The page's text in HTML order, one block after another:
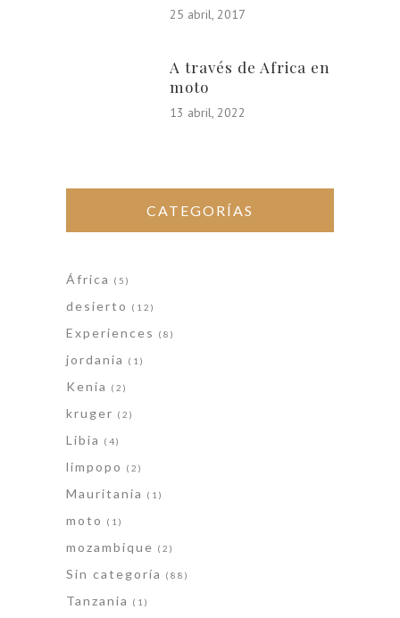
25 abril, 2017
A través de Africa en
moto
13 abril, 2022
CATEGORÍAS
África (5)
desierto (12)
Experiences (8)
jordania (1)
Kenia (2)
kruger (2)
Libia (4)
limpopo (2)
Mauritania (1)
moto (1)
mozambique (2)
Sin categoría (88)
Tanzania (1)